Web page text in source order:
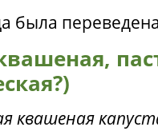
была
квашеная